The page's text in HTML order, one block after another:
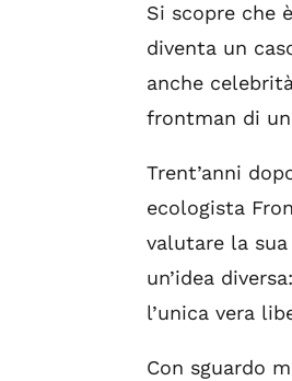
Si scopre che
diventa un
anche
frontman di
Trent’anni
ecologista
valutare la
un’idea
l’unica vera
Con sguardo